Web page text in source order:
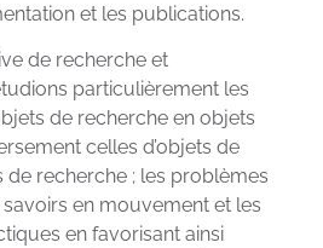
et les publications.
de recherche et
particulièrement les
de recherche en objets
celles d’objets de
recherche ; les problèmes
en mouvement et les
en favorisant ainsi